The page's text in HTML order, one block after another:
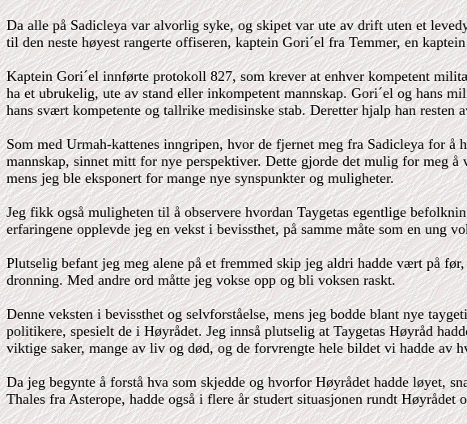
Da alle på Sadicleya var alvorlig syke, og skipet var ute av drift uten et
til den neste høyest rangerte offiseren, kaptein Gori´el fra Temmer, en
Kaptein Gori´el innførte protokoll 827, som krever at enhver kompetent
ha et ubrukelig, ute av stand eller inkompetent mannskap. Gori´el og hans
hans svært kompetente og tallrike medisinske stab. Deretter hjalp han resten
Som med Urmah-kattenes inngripen, hvor de fjernet meg fra Sadicleya for
mannskap, sinnet mitt for nye perspektiver. Dette gjorde det mulig for meg
mens jeg ble eksponert for mange nye synspunkter og muligheter.
Jeg fikk også muligheten til å observere hvordan Taygetas egentlige
erfaringene opplevde jeg en vekst i bevissthet, på samme måte som en ung
Plutselig befant jeg meg alene på et fremmed skip jeg aldri hadde vært på
dronning. Med andre ord måtte jeg vokse opp og bli voksen raskt.
Denne veksten i bevissthet og selvforståelse, mens jeg bodde blant nye
politikere, spesielt de i Høyrådet. Jeg innså plutselig at Taygetas Høyråd
viktige saker, mange av liv og død, og de forvrengte hele bildet vi hadde av
Da jeg begynte å forstå hva som skjedde og hvorfor Høyrådet hadde løyet,
Thales fra Asterope, hadde også i flere år studert situasjonen rundt Høyrådet